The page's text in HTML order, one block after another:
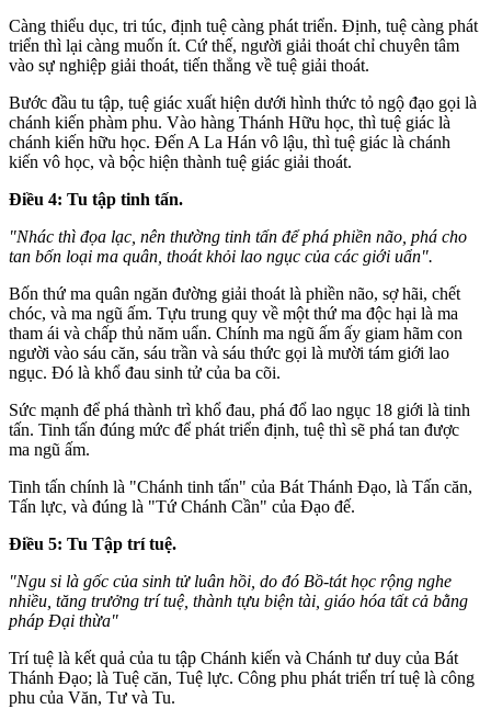
Càng thiểu dục, tri túc, định tuệ càng phát triển. Ðịnh, tuệ càng phát
triển thì lại càng muốn ít. Cứ thế, người giải thoát chỉ chuyên tâm
vào sự nghiệp giải thoát, tiến thẳng về tuệ giải thoát.
Bước đầu tu tập, tuệ giác xuất hiện dưới hình thức tỏ ngộ đạo gọi là
chánh kiến phàm phu. Vào hàng Thánh Hữu học, thì tuệ giác là
chánh kiến hữu học. Ðến A La Hán vô lậu, thì tuệ giác là chánh
kiến vô học, và bộc hiện thành tuệ giác giải thoát.
Ðiều 4: Tu tập tinh tấn.
"Nhác thì đọa lạc, nên thường tinh tấn để phá phiền não, phá cho
tan bốn loại ma quân, thoát khỏi lao ngục của các giới uẩn".
Bốn thứ ma quân ngăn đường giải thoát là phiền não, sợ hãi, chết
chóc, và ma ngũ ấm. Tựu trung quy về một thứ ma độc hại là ma
tham ái và chấp thủ năm uẩn. Chính ma ngũ ấm ấy giam hãm con
người vào sáu căn, sáu trần và sáu thức gọi là mười tám giới lao
ngục. Ðó là khổ đau sinh tử của ba cõi.
Sức mạnh để phá thành trì khổ đau, phá đổ lao ngục 18 giới là tinh
tấn. Tinh tấn đúng mức để phát triển định, tuệ thì sẽ phá tan được
ma ngũ ấm.
Tinh tấn chính là "Chánh tinh tấn" của Bát Thánh Ðạo, là Tấn căn,
Tấn lực, và đúng là "Tứ Chánh Cần" của Ðạo đế.
Ðiều 5: Tu Tập trí tuệ.
"Ngu si là gốc của sinh tử luân hồi, do đó Bồ-tát học rộng nghe
nhiều, tăng trưởng trí tuệ, thành tựu biện tài, giáo hóa tất cả bằng
pháp Ðại thừa"
Trí tuệ là kết quả của tu tập Chánh kiến và Chánh tư duy của Bát
Thánh Ðạo; là Tuệ căn, Tuệ lực. Công phu phát triển trí tuệ là công
phu của Văn, Tư và Tu.